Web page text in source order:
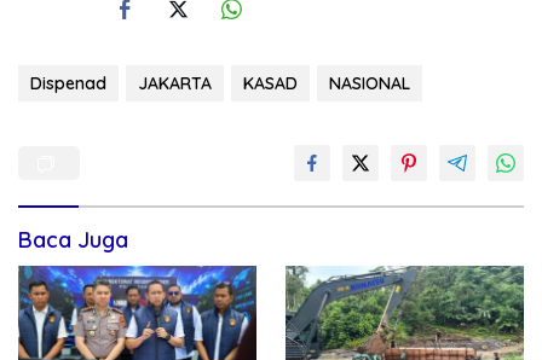
Dispenad JAKARTA KASAD NASIONAL
Baca Juga